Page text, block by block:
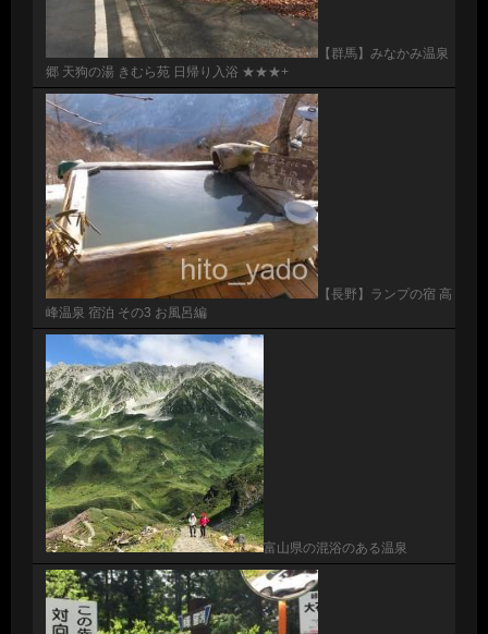
【群馬】みなかみ温泉
郷 天狗の湯 きむら苑 日帰り入浴 ★★★+
【長野】ランプの宿 高
峰温泉 宿泊 その3 お風呂編
富山県の混浴のある温泉